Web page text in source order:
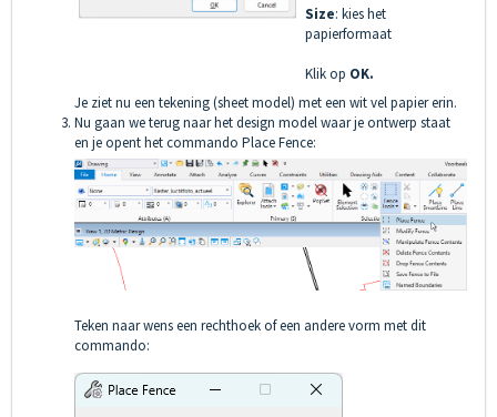
Size: kies het
papierformaat
Klik op OK.
Je ziet nu een tekening (sheet model) met een wit vel papier erin.
Nu gaan we terug naar het design model waar je ontwerp staat
en je opent het commando Place Fence:
Teken naar wens een rechthoek of een andere vorm met dit
commando: